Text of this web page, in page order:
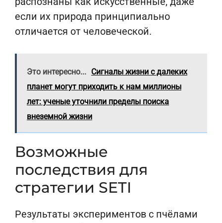
если их природа принципиально
отличается от человеческой.
Это интересно... Сигналы жизни с далеких
планет могут приходить к нам миллионы
лет: ученые уточнили пределы поиска
внеземной жизни
Возможные
последствия для
стратегии SETI
Результаты экспериментов с пчёлами